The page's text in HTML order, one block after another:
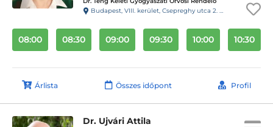
Budapest, VIII. kerület, Csepreghy utca 2. Fsz. 1.
08:00 08:30 09:00 09:30 10:00 10:30
Árlista Összes időpont Profil
Dr. Ujvári Attila